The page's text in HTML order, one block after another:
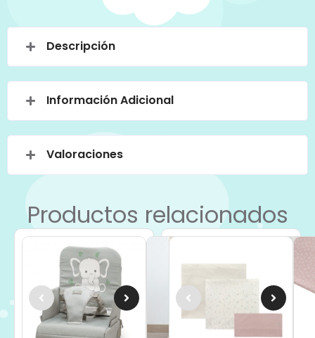
Descripción
Información Adicional
Valoraciones
Productos relacionados